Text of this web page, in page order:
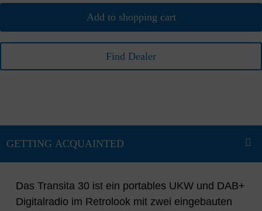
Add to shopping cart
Find Dealer
Das Transita 30 ist ein portables UKW und DAB+
Digitalradio im Retrolook mit zwei eingebauten